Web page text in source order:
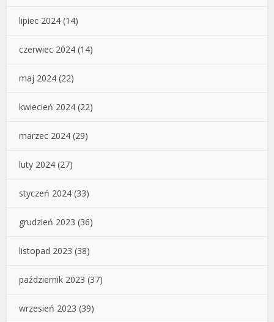
lipiec 2024 (14)
czerwiec 2024 (14)
maj 2024 (22)
kwiecień 2024 (22)
marzec 2024 (29)
luty 2024 (27)
styczeń 2024 (33)
grudzień 2023 (36)
listopad 2023 (38)
październik 2023 (37)
wrzesień 2023 (39)